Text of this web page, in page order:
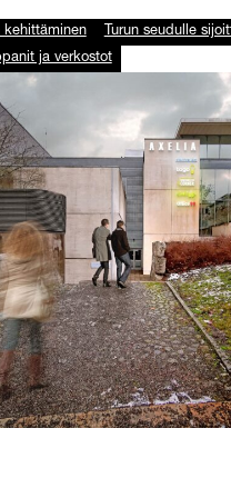
kehittäminen
Turun seudulle
ja verkostot